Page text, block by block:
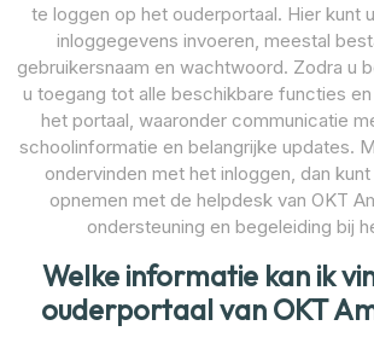
te loggen op het ouderportaal. Hier kunt
inloggegevens invoeren, meestal
gebruikersnaam en wachtwoord. Zodra u
u toegang tot alle beschikbare functies
het portaal, waaronder communicatie
schoolinformatie en belangrijke updates.
ondervinden met het inloggen, dan
opnemen met de helpdesk van OKT
ondersteuning en begeleiding bij
Welke informatie kan ik
ouderportaal van OKT